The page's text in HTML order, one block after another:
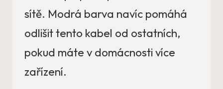
sítě. Modrá barva navíc pomáhá
odlišit tento kabel od ostatních,
pokud máte v domácnosti více
zařízení.